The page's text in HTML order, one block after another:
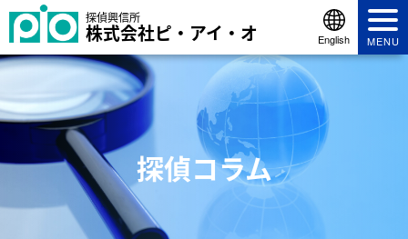
探偵興信所
株式会社ピ・アイ・オ English MENU
探偵コラム